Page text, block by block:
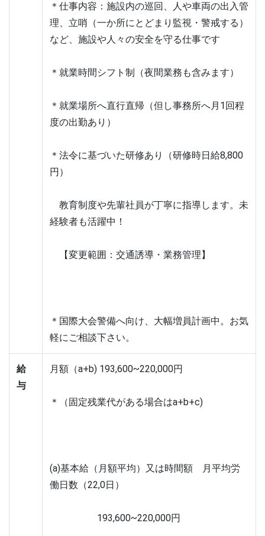
＊仕事内容：施設内の巡回、人や車両の出入管
理、立哨（一か所にとどまり監視・警戒する）
など、施設や人々の安全を守る仕事です
＊就業時間シフト制（夜間業務も含みます）
＊就業場所へ直行直帰（但し事務所へ月1回程
度の出勤あり）
＊法令に基づいた研修あり（研修時日給8,800
円）
教育制度や先輩社員が丁寧に指導します。未
経験者も活躍中！
【変更範囲：交通誘導・業務管理】
＊国際大会警備へ向け、大幅増員計画中。お気
軽にご相談下さい。
給
与
月額（a+b) 193,600~220,000円
＊（固定残業代がある場合はa+b+c)
(a)基本給（月額平均）又は時間額　月平均労
働日数（22,0日）
193,600~220,000円